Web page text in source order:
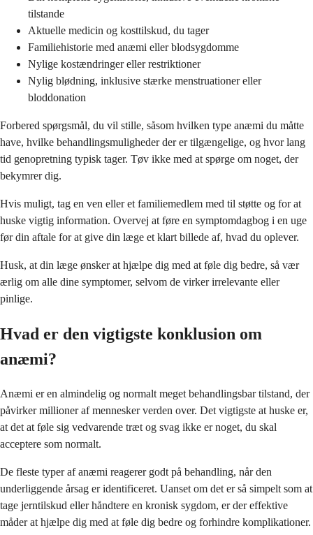
tilstande
Aktuelle medicin og kosttilskud, du tager
Familiehistorie med anæmi eller blodsygdomme
Nylige kostændringer eller restriktioner
Nylig blødning, inklusive stærke menstruationer eller
bloddonation
Forbered spørgsmål, du vil stille, såsom hvilken type anæmi du måtte
have, hvilke behandlingsmuligheder der er tilgængelige, og hvor lang
tid genopretning typisk tager. Tøv ikke med at spørge om noget, der
bekymrer dig.
Hvis muligt, tag en ven eller et familiemedlem med til støtte og for at
huske vigtig information. Overvej at føre en symptomdagbog i en uge
før din aftale for at give din læge et klart billede af, hvad du oplever.
Husk, at din læge ønsker at hjælpe dig med at føle dig bedre, så vær
ærlig om alle dine symptomer, selvom de virker irrelevante eller
pinlige.
Hvad er den vigtigste konklusion om
anæmi?
Anæmi er en almindelig og normalt meget behandlingsbar tilstand, der
påvirker millioner af mennesker verden over. Det vigtigste at huske er,
at det at føle sig vedvarende træt og svag ikke er noget, du skal
acceptere som normalt.
De fleste typer af anæmi reagerer godt på behandling, når den
underliggende årsag er identificeret. Uanset om det er så simpelt som at
tage jerntilskud eller håndtere en kronisk sygdom, er der effektive
måder at hjælpe dig med at føle dig bedre og forhindre komplikationer.